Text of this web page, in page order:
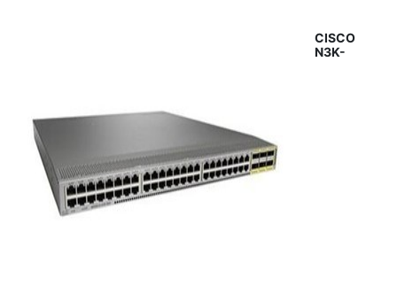
CISCO
N3K-